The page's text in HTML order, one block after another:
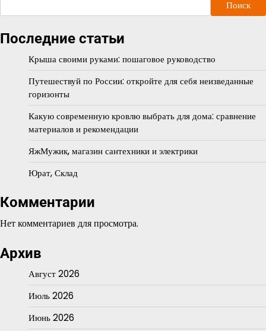
Поиск
Последние статьи
Крыша своими руками: пошаговое руководство
Путешествуй по России: откройте для себя неизведанные
горизонты
Какую современную кровлю выбрать для дома: сравнение
материалов и рекомендации
ЯжМужик, магазин сантехники и электрики
Юрат, Склад
Комментарии
Нет комментариев для просмотра.
Архив
Август 2026
Июль 2026
Июнь 2026